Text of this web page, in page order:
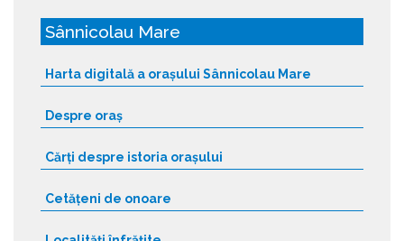
Sânnicolau Mare
Harta digitală a orașului Sânnicolau Mare
Despre oraș
Cărți despre istoria orașului
Cetățeni de onoare